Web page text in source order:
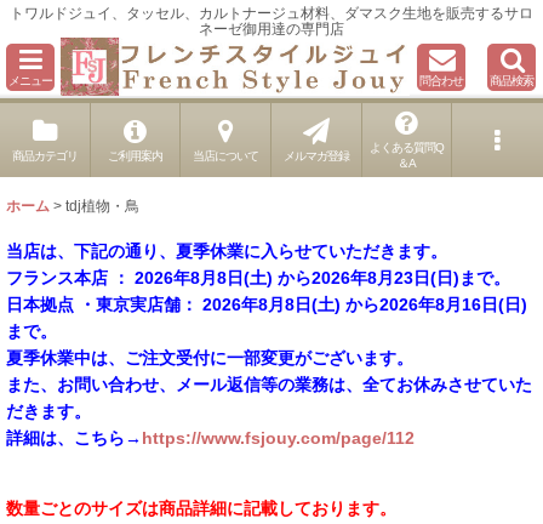
トワルドジュイ、タッセル、カルトナージュ材料、ダマスク生地を販売するサロ
ネーゼ御用達の専門店
メニュー 問合わせ 商品検索
商品カテゴリ ご利用案内 当店について メルマガ登録
よくある質問Q
＆A
ホーム > tdj植物・鳥
当店は、下記の通り、夏季休業に入らせていただきます。
フランス本店 ： 2026年8月8日(土) から2026年8月23日(日)まで。
日本拠点 ・東京実店舗： 2026年8月8日(土) から2026年8月16日(日)
まで。
夏季休業中は、ご注文受付に一部変更がございます。
また、お問い合わせ、メール返信等の業務は、全てお休みさせていた
だきます。
詳細は、こちら→ https://www.fsjouy.com/page/112
数量ごとのサイズは商品詳細に記載しております。